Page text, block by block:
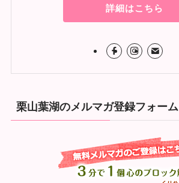
詳細はこちら
栗山葉湖のメルマガ登録フォーム